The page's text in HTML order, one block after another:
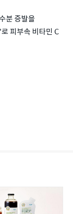
분 증발을
피부속 비타민 C